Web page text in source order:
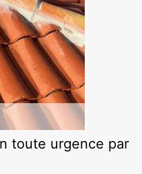
toute urgence par